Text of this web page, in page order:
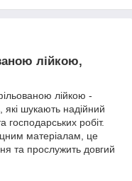
лійкою,
лійкою -
які шукають надійний
господарських робіт.
матеріалам, це
та прослужить довгий